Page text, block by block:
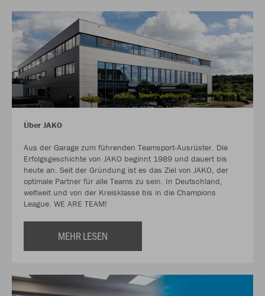
Über JAKO
Aus der Garage zum führenden Teamsport-Ausrüster. Die
Erfolgsgeschichte von JAKO beginnt 1989 und dauert bis
heute an. Seit der Gründung ist es das Ziel von JAKO, der
optimale Partner für alle Teams zu sein. In Deutschland,
weltweit und von der Kreisklasse bis in die Champions
League. WE ARE TEAM!
MEHR LESEN